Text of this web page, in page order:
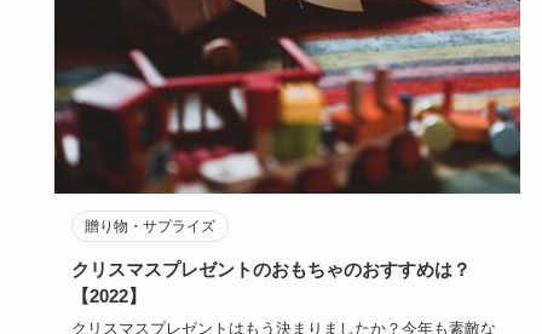
贈り物・サプライズ
クリスマスプレゼントのおもちゃのおすすめは？
【2022】
クリスマスプレゼントはもう決まりましたか？今年も素敵な